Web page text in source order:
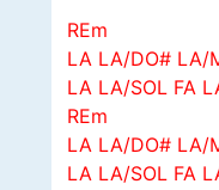
REm
LA LA/DO#
LA LA/SOL FA
REm
LA LA/DO#
LA LA/SOL FA